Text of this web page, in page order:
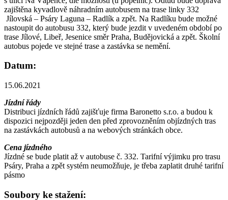
zajištěna kyvadlově náhradním autobusem na trase linky 332
Jílovská – Psáry Laguna – Radlík a zpět. Na Radlíku bude možné
nastoupit do autobusu 332, který bude jezdit v uvedeném období po
trase Jílové, Libeř, Jesenice směr Praha, Budějovická a zpět. Školní
autobus pojede ve stejné trase a zastávka se nemění.
Datum:
15.06.2021
Jízdní řády
Distribuci jízdních řádů zajišťuje firma Baronetto s.r.o. a budou k
dispozici nejpozději jeden den před zprovozněním objízdných tras
na zastávkách autobusů a na webových stránkách obce.
Cena jízdného
Jízdné se bude platit až v autobuse č. 332. Tarifní výjimku pro trasu
Psáry, Praha a zpět systém neumožňuje, je třeba zaplatit druhé tarifní
pásmo
Soubory ke stažení: